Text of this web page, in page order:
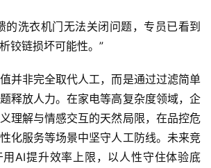
的洗衣机门无法关闭问题，专员已看到
铰链损坏可能性。”
并非完全取代人工，而是通过过滤简单
释放人力。在家电等高复杂度领域，企
理解与情感交互的天然局限，在品控危
化服务等场景中坚守人工防线。未来竞
AI提升效率上限，以人性守住体验底